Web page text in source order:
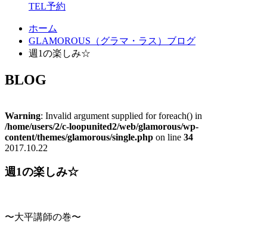
TEL予約
ホーム
GLAMOROUS（グラマ・ラス）ブログ
週1の楽しみ☆
BLOG
Warning: Invalid argument supplied for foreach() in
/home/users/2/c-loopunited2/web/glamorous/wp-
content/themes/glamorous/single.php on line 34
2017.10.22
週1の楽しみ☆
〜大平講師の巻〜